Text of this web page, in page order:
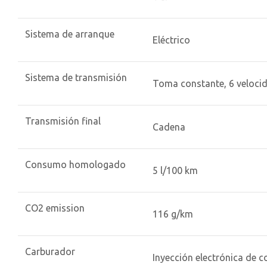
Sistema de arranque
Eléctrico
Sistema de transmisión
Toma constante, 6
Transmisión final
Cadena
Consumo homologado
5 l/100 km
CO2 emission
116 g/km
Carburador
Inyección electrónica de